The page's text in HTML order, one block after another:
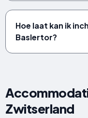
Hoe laat kan ik
Baslertor?
Zwitserland